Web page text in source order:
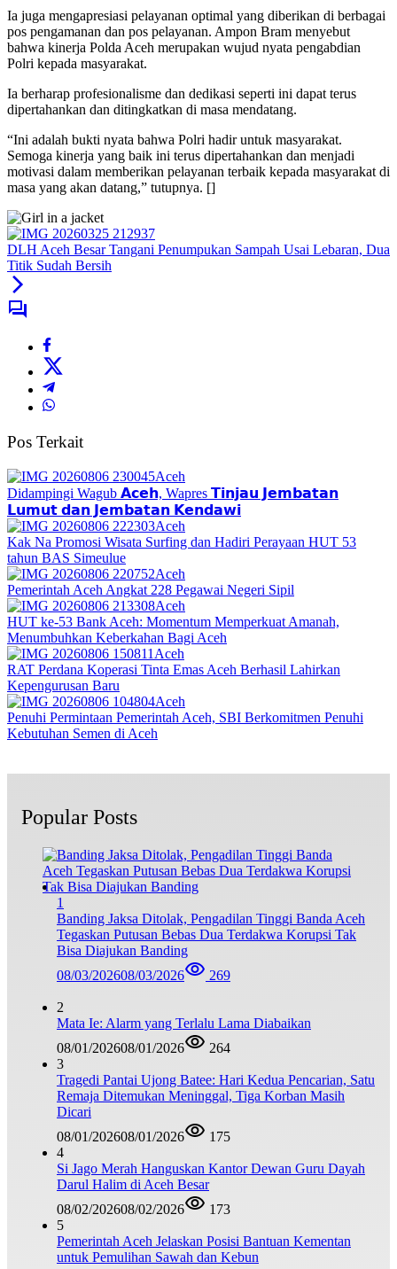
Ia juga mengapresiasi pelayanan optimal yang diberikan di berbagai
pos pengamanan dan pos pelayanan. Ampon Bram menyebut
bahwa kinerja Polda Aceh merupakan wujud nyata pengabdian
Polri kepada masyarakat.
Ia berharap profesionalisme dan dedikasi seperti ini dapat terus
dipertahankan dan ditingkatkan di masa mendatang.
“Ini adalah bukti nyata bahwa Polri hadir untuk masyarakat.
Semoga kinerja yang baik ini terus dipertahankan dan menjadi
motivasi dalam memberikan pelayanan terbaik kepada masyarakat di
masa yang akan datang,” tutupnya. []
DLH Aceh Besar Tangani Penumpukan Sampah Usai Lebaran, Dua
Titik Sudah Bersih
Pos Terkait
Aceh
Didampingi Wagub 𝗔𝗰𝗲𝗵, Wapres 𝗧𝗶𝗻𝗷𝗮𝘂 𝗝𝗲𝗺𝗯𝗮𝘁𝗮𝗻
𝗟𝘂𝗺𝘂𝘁 𝗱𝗮𝗻 𝗝𝗲𝗺𝗯𝗮𝘁𝗮𝗻 𝗞𝗲𝗻𝗱𝗮𝘄𝗶
Aceh
Kak Na Promosi Wisata Surfing dan Hadiri Perayaan HUT 53
tahun BAS Simeulue
Aceh
Pemerintah Aceh Angkat 228 Pegawai Negeri Sipil
Aceh
HUT ke-53 Bank Aceh: Momentum Memperkuat Amanah,
Menumbuhkan Keberkahan Bagi Aceh
Aceh
RAT Perdana Koperasi Tinta Emas Aceh Berhasil Lahirkan
Kepengurusan Baru
Aceh
Penuhi Permintaan Pemerintah Aceh, SBI Berkomitmen Penuhi
Kebutuhan Semen di Aceh
Popular Posts
1
Banding Jaksa Ditolak, Pengadilan Tinggi Banda Aceh
Tegaskan Putusan Bebas Dua Terdakwa Korupsi Tak
Bisa Diajukan Banding
08/03/202608/03/2026 269
2
Mata Ie: Alarm yang Terlalu Lama Diabaikan
08/01/202608/01/2026
264
3
Tragedi Pantai Ujong Batee: Hari Kedua Pencarian, Satu
Remaja Ditemukan Meninggal, Tiga Korban Masih
Dicari
08/01/202608/01/2026
175
4
Si Jago Merah Hanguskan Kantor Dewan Guru Dayah
Darul Halim di Aceh Besar
08/02/202608/02/2026
173
5
Pemerintah Aceh Jelaskan Posisi Bantuan Kementan
untuk Pemulihan Sawah dan Kebun